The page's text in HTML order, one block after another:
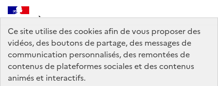
Ce site utilise des cookies afin de vous proposer des
vidéos, des boutons de partage, des messages de
communication personnalisés, des remontées de
contenus de plateformes sociales et des contenus
animés et interactifs.
MINISTÈRE
DE LA CULTURE
legifrance.gouv.fr